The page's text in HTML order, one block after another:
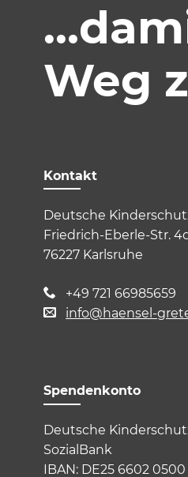
Weg
Kontakt
Deutsche
Friedrich-Eberle-Str. 4d
76227 Karlsruhe
+49 721 66985659
info@haensel-
Spendenkonto
Deutsche
SozialBank
IBAN: DE25 6602